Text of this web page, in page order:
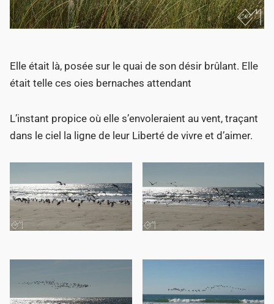
Elle était là, posée sur le quai de son désir brûlant. Elle
était telle ces oies bernaches attendant
L’instant propice où elle s’envoleraient au vent, traçant
dans le ciel la ligne de leur Liberté de vivre et d’aimer.